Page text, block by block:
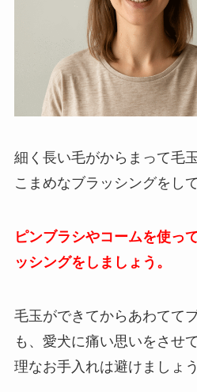
細く長い毛がからまって毛
こまめなブラッシングをし
ピンブラシやコームを使っ
ッシングをしましょう。
毛玉ができてからあわてて
も、愛犬に痛い思いをさせ
理なお手入れは避けましょう